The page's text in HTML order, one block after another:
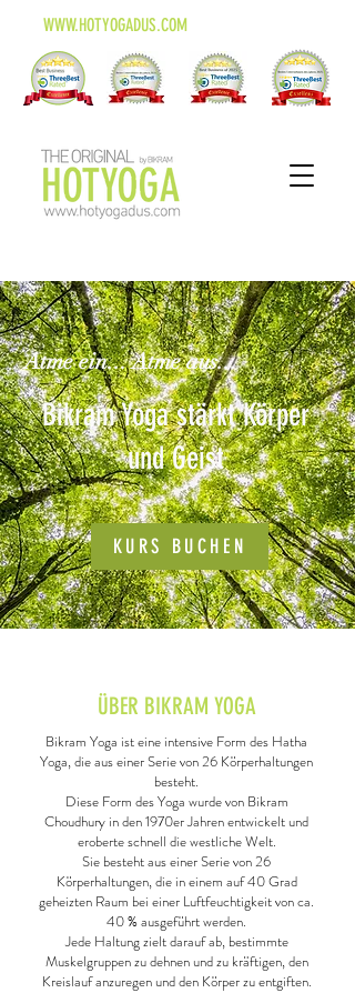
WWW.HOTYOGADUS.COM
Atme ein... Atme aus...
Bikram Yoga stärkt Körper
und Geist
KURS BUCHEN
ÜBER BIKRAM YOGA
Bikram Yoga ist eine intensive Form des Hatha
Yoga, die aus einer Serie von 26 Körperhaltungen
besteht.
Diese Form des Yoga wurde von Bikram
Choudhury in den 1970er Jahren entwickelt und
eroberte schnell die westliche Welt.
Sie besteht aus einer Serie von 26
Körperhaltungen, die in einem auf 40 Grad
geheizten Raum bei einer Luftfeuchtigkeit von ca.
40 % ausgeführt werden.
Jede Haltung zielt darauf ab, bestimmte
Muskelgruppen zu dehnen und zu kräftigen, den
Kreislauf anzuregen und den Körper zu entgiften.